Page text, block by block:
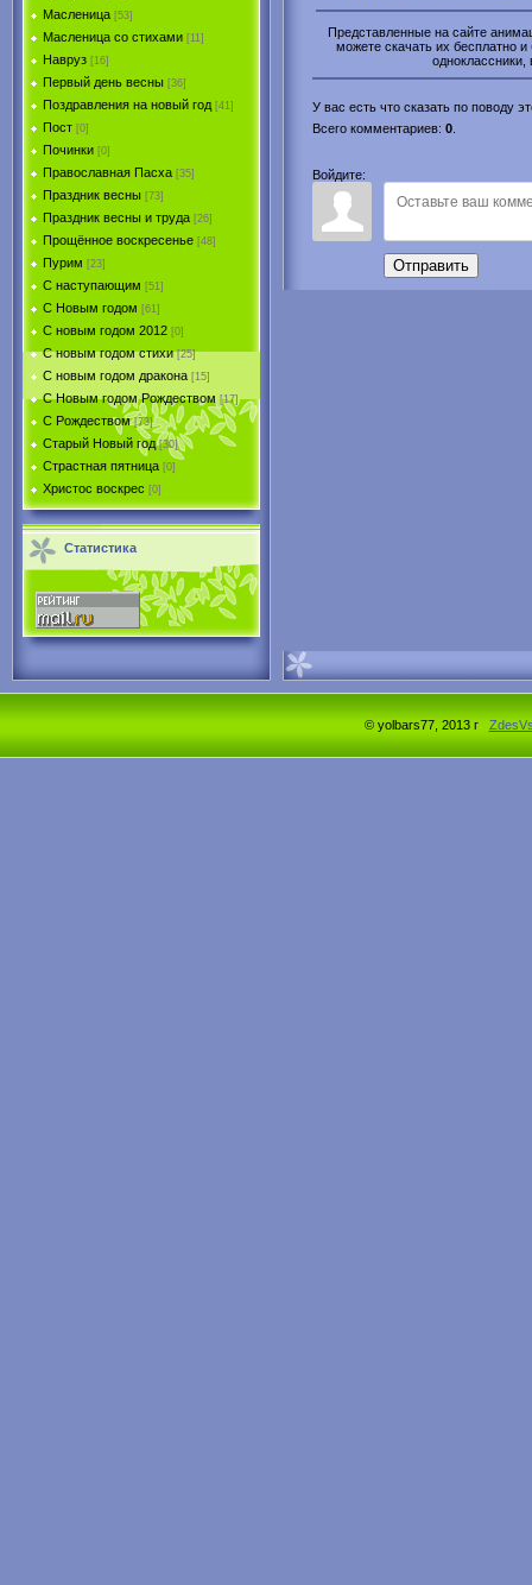
Масленица [53]
Масленица со стихами [11]
Навруз [16]
Первый день весны [36]
Поздравления на новый год [41]
Пост [0]
Починки [0]
Православная Пасха [35]
Праздник весны [73]
Праздник весны и труда [26]
Прощённое воскресенье [48]
Пурим [23]
C наступающим [51]
С Новым годом [61]
С новым годом 2012 [0]
С новым годом стихи [25]
С новым годом дракона [15]
C Новым годом Рождеством [17]
С Рождеством [73]
Старый Новый год [30]
Страстная пятница [0]
Христоc воскрес [0]
Статистика
Представленные на сайте
можете скачать их бесплатно и
одноклассники,
У вас есть что сказать по поводу
Всего комментариев: 0
Войдите:
Отправить
© yolbars77, 2013 г